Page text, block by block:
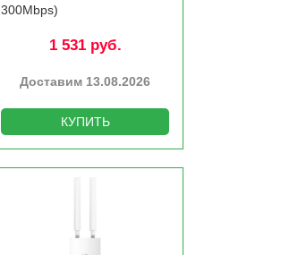
300Mbps)
1 531 руб.
Доставим 13.08.2026
КУПИТЬ